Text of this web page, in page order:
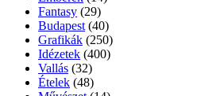
Fantasy (29)
Budapest (40)
Grafikák (250)
Idézetek (400)
Vallás (32)
Ételek (48)